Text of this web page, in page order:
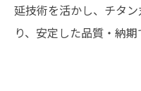
延技術を活かし、チタ
り、安定した品質・納期